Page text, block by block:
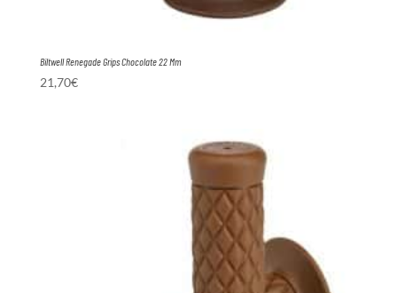
Biltwell Renegade Grips Chocolate 22 Mm
21,70€